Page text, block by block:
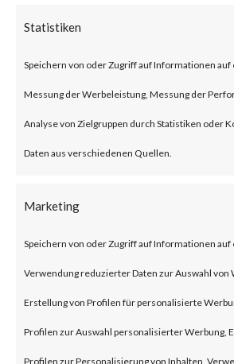
Statistiken
Speichern von oder Zugriff auf Informationen auf
Messung der Werbeleistung, Messung der
Analyse von Zielgruppen durch Statistiken oder
Daten aus verschiedenen Quellen.
Marketing
Speichern von oder Zugriff auf Informationen auf
Verwendung reduzierter Daten zur Auswahl von
Erstellung von Profilen für personalisierte
Profilen zur Auswahl personalisierter Werbung,
Profilen zur Personalisierung von Inhalten,
What is the
security flaw in the
Server. Tracked as
21410, the issue has
described as a
escalation
security flaw can let